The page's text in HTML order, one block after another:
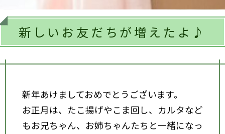
新しいお友だちが増えたよ♪
新年あけましておめでとうございます。
お正月は、たこ揚げやこま回し、カルタなど
もお兄ちゃん、お姉ちゃんたちと一緒になっ